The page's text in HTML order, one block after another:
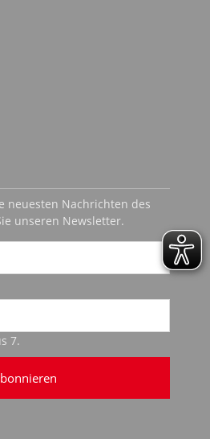
neuesten Nachrichten des
unseren Newsletter.
7.